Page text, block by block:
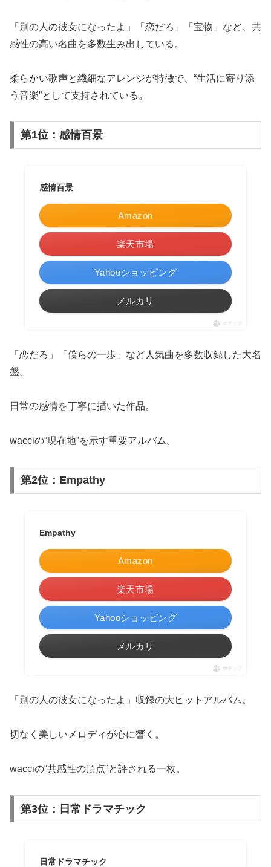
「別の人の彼女になったよ」「恋だろ」「宝物」など、共
感性の高い名曲を多数生み出している。
柔らかい歌声と繊細なアレンジが特徴で、“生活に寄り添
う音楽”として支持されている。
第1位：感情百景
感情百景
Amazon
楽天市場
Yahooショッピング
メルカリ
ポチップ
「恋だろ」「僕らの一歩」など人気曲を多数収録した大名
盤。
日常の感情を丁寧に描いた作品。
wacciの“現在地”を示す重要アルバム。
第2位：Empathy
Empathy
Amazon
楽天市場
Yahooショッピング
メルカリ
ポチップ
「別の人の彼女になったよ」収録の大ヒットアルバム。
切なく美しいメロディが心に響く。
wacciの“共感性の頂点”と評される一枚。
第3位：日常ドラマチック
日常ドラマチック